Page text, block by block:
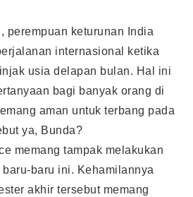
perempuan keturunan India
internasional ketika
usia delapan bulan. Hal ini
bagi banyak orang di
aman untuk terbang pada
ya, Bunda?
memang tampak melakukan
baru ini. Kehamilannya
akhir tersebut memang